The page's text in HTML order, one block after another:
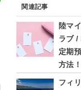
関連記事
陸マ
ラブ /
定期
方法！
フィ